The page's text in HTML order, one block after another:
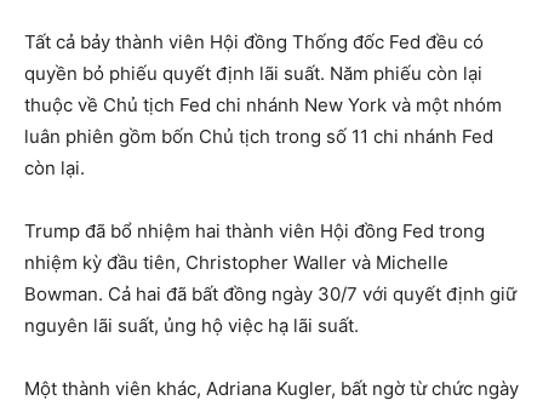
Tất cả bảy thành viên Hội đồng Thống đốc Fed đều có
quyền bỏ phiếu quyết định lãi suất. Năm phiếu còn lại
thuộc về Chủ tịch Fed chi nhánh New York và một nhóm
luân phiên gồm bốn Chủ tịch trong số 11 chi nhánh Fed
còn lại.
Trump đã bổ nhiệm hai thành viên Hội đồng Fed trong
nhiệm kỳ đầu tiên, Christopher Waller và Michelle
Bowman. Cả hai đã bất đồng ngày 30/7 với quyết định giữ
nguyên lãi suất, ủng hộ việc hạ lãi suất.
Một thành viên khác, Adriana Kugler, bất ngờ từ chức ngày